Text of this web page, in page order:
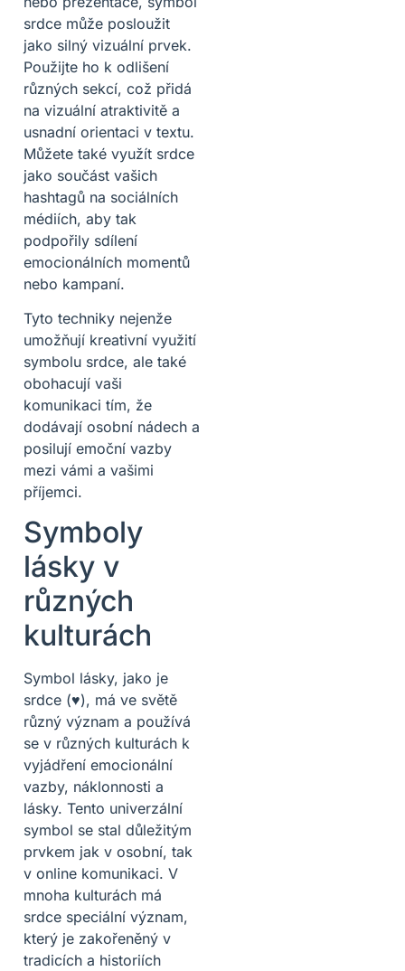
srdce může posloužit
jako silný vizuální prvek.
Použijte ho k odlišení
různých sekcí, což přidá
na vizuální atraktivitě a
usnadní orientaci v textu.
Můžete také využít srdce
jako součást vašich
hashtagů na sociálních
médiích, aby tak
podpořily sdílení
emocionálních momentů
nebo kampaní.
Tyto techniky nejenže
umožňují kreativní využití
symbolu srdce, ale také
obohacují vaši
komunikaci tím, že
dodávají osobní nádech a
posilují emoční vazby
mezi vámi a vašimi
příjemci.
Symboly
lásky v
různých
kulturách
Symbol lásky, jako je
srdce (♥), má ve světě
různý význam a používá
se v různých kulturách k
vyjádření emocionální
vazby, náklonnosti a
lásky. Tento univerzální
symbol se stal důležitým
prvkem jak v osobní, tak
v online komunikaci. V
mnoha kulturách má
srdce speciální význam,
který je zakořeněný v
tradicích a historiích